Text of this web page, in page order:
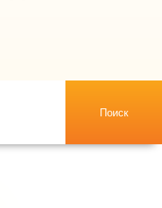
Поиск